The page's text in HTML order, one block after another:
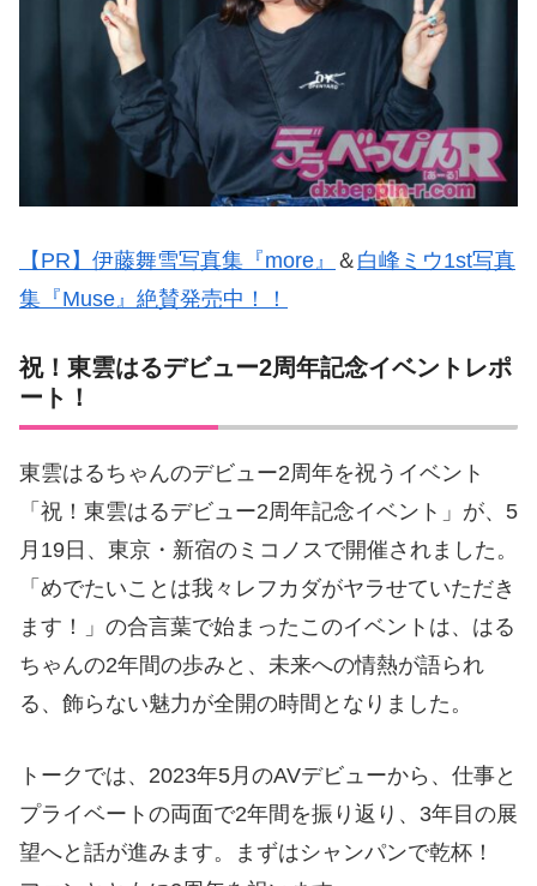
【PR】伊藤舞雪写真集『more』 ＆ 白峰ミウ1st写真
集『Muse』絶賛発売中！！
祝！東雲はるデビュー2周年記念イベントレポ
ート！
東雲はるちゃんのデビュー2周年を祝うイベント
「祝！東雲はるデビュー2周年記念イベント」が、5
月19日、東京・新宿のミコノスで開催されました。
「めでたいことは我々レフカダがヤラせていただき
ます！」の合言葉で始まったこのイベントは、はる
ちゃんの2年間の歩みと、未来への情熱が語られ
る、飾らない魅力が全開の時間となりました。
トークでは、2023年5月のAVデビューから、仕事と
プライベートの両面で2年間を振り返り、3年目の展
望へと話が進みます。まずはシャンパンで乾杯！